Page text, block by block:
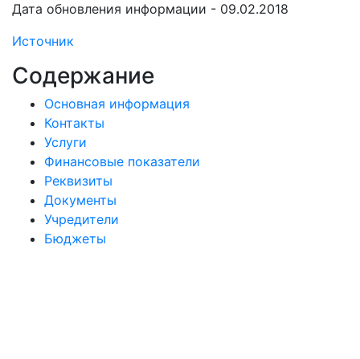
Дата обновления информации - 09.02.2018
Источник
Содержание
Основная информация
Контакты
Услуги
Финансовые показатели
Реквизиты
Документы
Учредители
Бюджеты